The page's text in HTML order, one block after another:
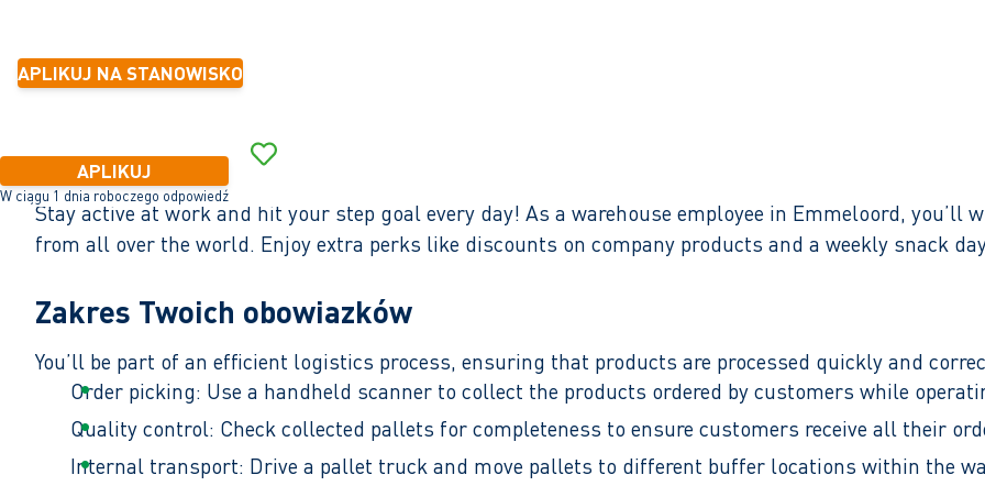
APLIKUJ NA STANOWISKO
APLIKUJ
W ciągu 1 dnia roboczego odpowiedź
Stay active at work and hit your step goal every day! As a warehouse employee in Emmeloord,
from all over the world. Enjoy extra perks like discounts on company products and a weekly snack
Zakres Twoich obowiazków
You’ll be part of an efficient logistics process, ensuring that products are processed quickly and
Order picking: Use a handheld scanner to collect the products ordered by customers while
Quality control: Check collected pallets for completeness to ensure customers receive all their
Internal transport: Drive a pallet truck and move pallets to different buffer locations within the